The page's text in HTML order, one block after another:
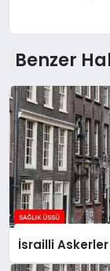
Benzer
İsrailli